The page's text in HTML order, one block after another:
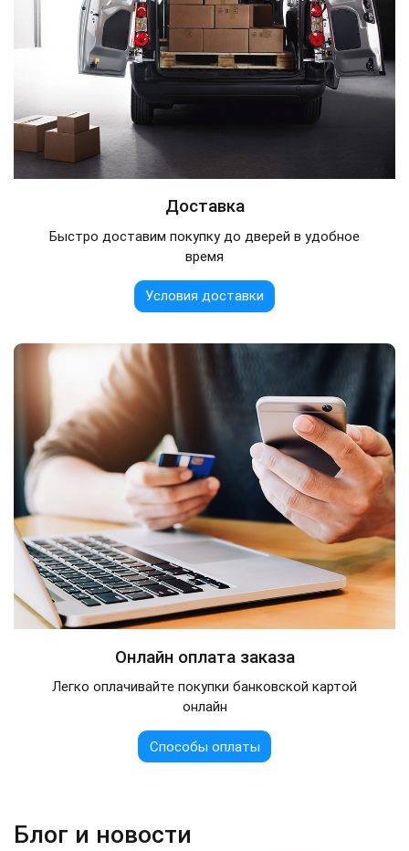
Доставка
Быстро доставим покупку до дверей в удобное
время
Условия доставки
Онлайн оплата заказа
Легко оплачивайте покупки банковской картой
онлайн
Способы оплаты
Блог и новости